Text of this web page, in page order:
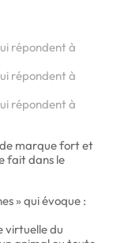
répondent à
répondent à
répondent à
de marque fort et
fait dans le
» qui évoque :
virtuelle du